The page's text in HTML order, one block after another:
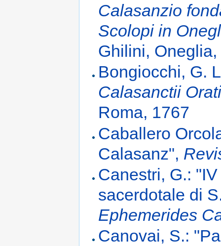
Calasanzio
Scolopi in
Ghilini,
Bongiocchi, G.
Calasanctii
Roma, 1767
Caballero
Calasanz",
Canestri, G.:
sacerdotale di
Ephemerides
Canovai, S.: